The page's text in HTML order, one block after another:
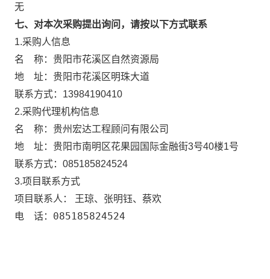
无
七、对本次采购提出询问，请按以下方式联系
1.采购人信息
名 称： 贵阳市花溪区自然资源局
地 址： 贵阳市花溪区明珠大道
联系方式： 13984190410
2.采购代理机构信息
名 称： 贵州宏达工程顾问有限公司
地 址： 贵阳市南明区花果园国际金融街3号40楼1号
联系方式： 085185824524
3.项目联系方式
项目联系人： 王琼、张明钰、蔡欢
电 话： 085185824524